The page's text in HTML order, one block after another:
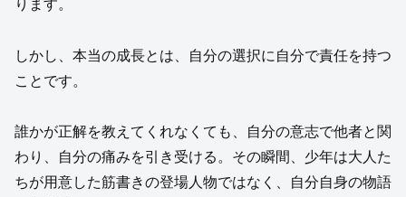
ります。
しかし、本当の成長とは、自分の選択に自分で責任を持つ
ことです。
誰かが正解を教えてくれなくても、自分の意志で他者と関
わり、自分の痛みを引き受ける。その瞬間、少年は大人た
ちが用意した筋書きの登場人物ではなく、自分自身の物語